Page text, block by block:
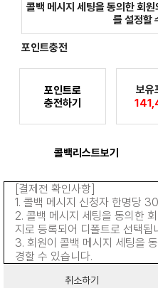
콜백 메시지 세팅을 동의한 회
를 설정할
포인트충전
포인트로
충전하기
보유
콜백리스트보기
[결제전 확인사항]
1. 콜백 메시지 신청자 한명당
2. 콜백 메시지 세팅을 동의한
지로 등록되어 디폴트로 선택됩
3. 회원이 콜백 메시지 세팅을
경할 수 있습니다.
취소하기